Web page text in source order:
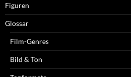
Figuren
Glossar
Film-Genres
Bild & Ton